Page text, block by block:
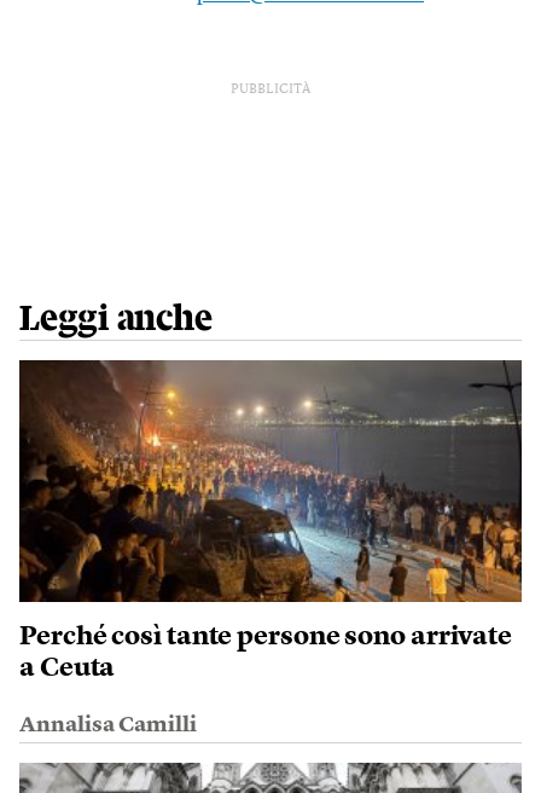
PUBBLICITÀ
Leggi anche
Perché così tante persone sono arrivate
a Ceuta
Annalisa Camilli